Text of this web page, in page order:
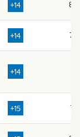
+14 80
+14 79
+14
+15 72